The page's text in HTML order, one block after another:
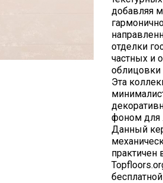
добавляя
отделки
частных и
облицовки
Эта
фоном для
Данный
практичен